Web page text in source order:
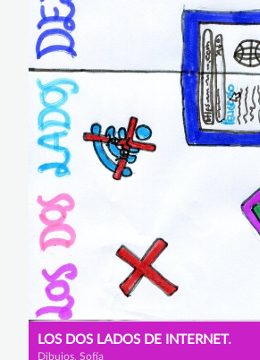
LOS DOS LADOS DE INTERNET.
Dibujos, Sofía